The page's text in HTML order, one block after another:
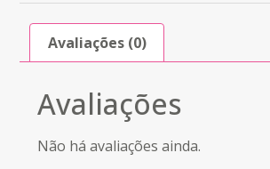
Avaliações (0)
Avaliações
Não há avaliações ainda.